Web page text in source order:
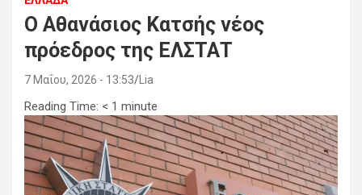
Ο Αθανάσιος Κατσής νέος
πρόεδρος της ΕΛΣΤΑΤ
7 Μαΐου, 2026 - 13:53 Lia
Reading Time: < 1 minute